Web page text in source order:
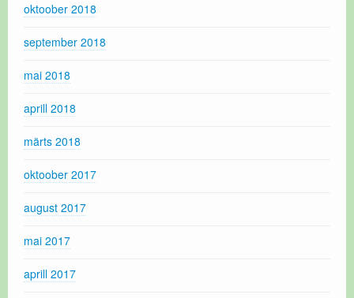
oktoober 2018
september 2018
mai 2018
aprill 2018
märts 2018
oktoober 2017
august 2017
mai 2017
aprill 2017